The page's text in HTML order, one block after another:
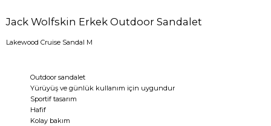
Jack Wolfskin Erkek Outdoor Sandalet
Lakewood Cruise Sandal M
Outdoor sandalet
Yürüyüş ve günlük kullanım için uygundur
Sportif tasarım
Hafif
Kolay bakım